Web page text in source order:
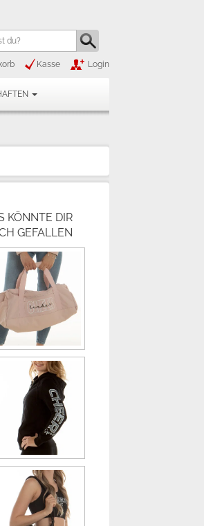
Kasse Login
KÖNNTE DIR
GEFALLEN